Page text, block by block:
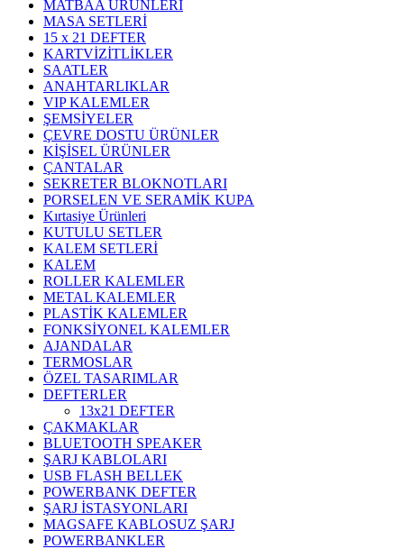
MATBAA ÜRÜNLERİ
MASA SETLERİ
15 x 21 DEFTER
KARTVİZİTLİKLER
SAATLER
ANAHTARLIKLAR
VIP KALEMLER
ŞEMSİYELER
ÇEVRE DOSTU ÜRÜNLER
KİŞİSEL ÜRÜNLER
ÇANTALAR
SEKRETER BLOKNOTLARI
PORSELEN VE SERAMİK KUPA
Kırtasiye Ürünleri
KUTULU SETLER
KALEM SETLERİ
KALEM
ROLLER KALEMLER
METAL KALEMLER
PLASTİK KALEMLER
FONKSİYONEL KALEMLER
AJANDALAR
TERMOSLAR
ÖZEL TASARIMLAR
DEFTERLER
13x21 DEFTER
ÇAKMAKLAR
BLUETOOTH SPEAKER
ŞARJ KABLOLARI
USB FLASH BELLEK
POWERBANK DEFTER
ŞARJ İSTASYONLARI
MAGSAFE KABLOSUZ ŞARJ
POWERBANKLER